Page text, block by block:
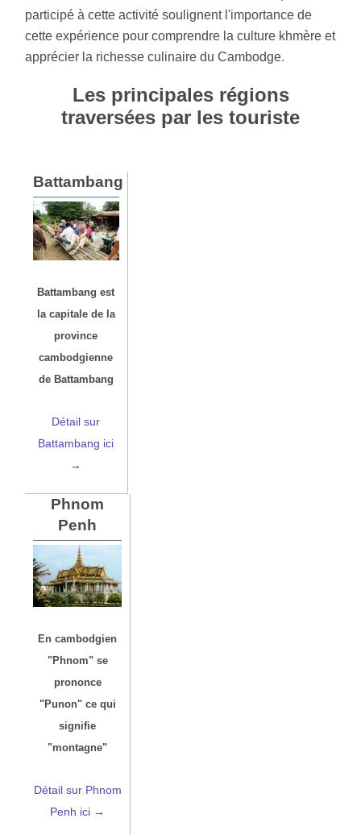
participé à cette activité soulignent l'importance de
cette expérience pour comprendre la culture khmère et
apprécier la richesse culinaire du Cambodge.
Les principales régions
traversées par les touriste
Battambang
Battambang est
la capitale de la
province
cambodgienne
de Battambang
Détail sur
Battambang ici
→
Phnom
Penh
En cambodgien
"Phnom" se
prononce
"Punon" ce qui
signifie
"montagne"
Détail sur Phnom
Penh ici →